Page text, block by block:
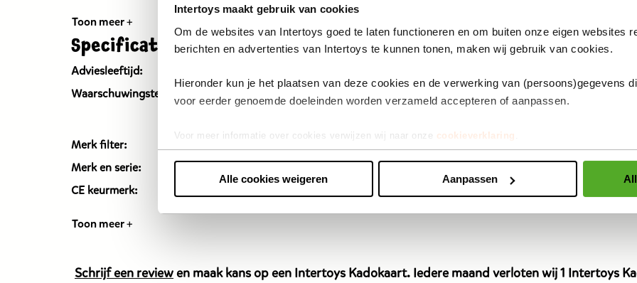
Intertoys maakt gebruik van cookies
Om de websites van Intertoys goed te laten functioneren en om buiten onze eigen websites
berichten en advertenties van Intertoys te kunnen tonen, maken wij gebruik van cookies.
Hieronder kun je het plaatsen van deze cookies en de verwerking van (persoons)gegevens
voor eerder genoemde doeleinden worden verzameld accepteren of aanpassen.
Voor meer informatie over cookies verwijzen wij naar onze cookieverklaring
Alle cookies weigeren Aanpassen
Toon meer +
Specificaties
Adviesleeftijd:
Waarschuwingstekst:
Niet geschikt voor kinderen
onder de 36 maanden, Kleine
Merk filter:
Merk en serie:
Zuru MAX
CE keurmerk:
Toon meer +
prijs
van
product
9,99
Schrijf een reviewen maak kans op een Intertoys Kadokaart. Iedere maand verloten wij 1 Intertoys